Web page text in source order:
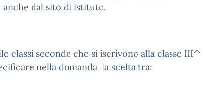
dal sito di istituto.
classi seconde che si iscrivono alla classe III^
nella domanda la scelta tra: